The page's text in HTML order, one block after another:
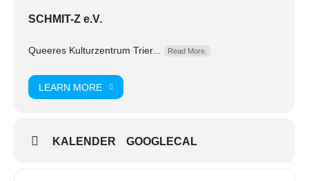
SCHMIT-Z e.V.
Queeres Kulturzentrum Trier... Read More.
LEARN MORE
KALENDER GOOGLECAL